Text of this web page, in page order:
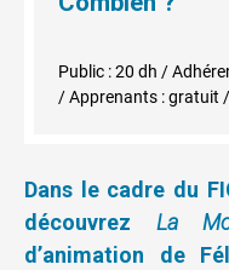
Public : 20 dh /
/ Apprenants : gratuit
Dans le cadre du
découvrez La
d’animation de